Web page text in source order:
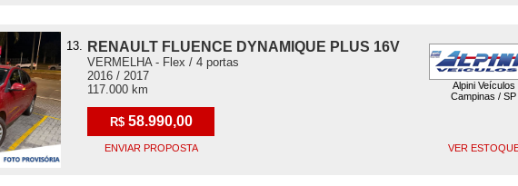
13. RENAULT FLUENCE DYNAMIQUE PLUS 16V
VERMELHA - Flex / 4 portas
2016 / 2017
117.000 km
Alpini Veículos
Campinas / SP
R$ 58.990,00
ENVIAR PROPOSTA VER